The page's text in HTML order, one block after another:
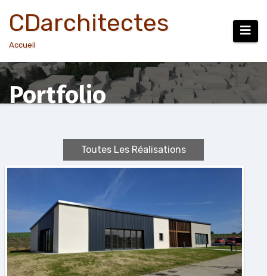
au
contenu
CDarchitectes
Accueil
Portfolio
Toutes Les Réalisations